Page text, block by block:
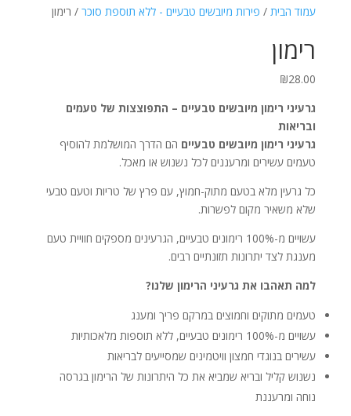
עמוד הבית/ פירות מיובשים טבעיים - ללא תוספת סוכר/ רימון
רימון
₪28.00
גרעיני רימון מיובשים טבעיים – התפוצצות של טעמים
ובריאות
גרעיני רימון מיובשים טבעיים הם הדרך המושלמת להוסיף
טעמים עשירים ומרעננים לכל נשנוש או מאכל.
כל גרעין מלא בטעם מתוק-חמוץ, עם פרץ של טריות וטעם טבעי
שלא משאיר מקום לפשרות.
עשויים מ-100% רימונים טבעיים, הגרעינים מספקים חוויית טעם
מענגת לצד יתרונות תזונתיים רבים.
למה תאהבו את גרעיני הרימון שלנו?
טעמים מתוקים וחמוצים במרקם פריך ומענג
עשויים מ-100% רימונים טבעיים, ללא תוספות מלאכותיות
עשירים בנוגדי חמצון וויטמינים שמסייעים לבריאות
נשנוש קליל ובריא שמביא את כל היתרונות של הרימון בגרסה
נוחה ומרעננת